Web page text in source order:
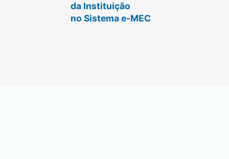
da Instituição
no Sistema e-MEC